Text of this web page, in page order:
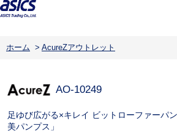
ホーム > AcureZアウトレット
AO-10249
足ゆび広がる×キレイ ビットローファーパ
美パンプス」